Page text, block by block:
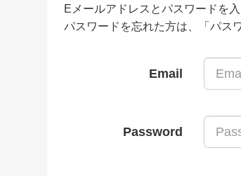
Eメールアドレスとパスワードを入
パスワードを忘れた方は、「パス
Email
Password